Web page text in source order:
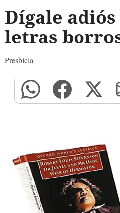
Dígale adiós
letras
Presbicia